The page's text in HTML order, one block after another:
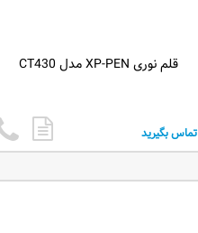
قلم نوری XP-PEN مدل CT430
تماس بگیرید